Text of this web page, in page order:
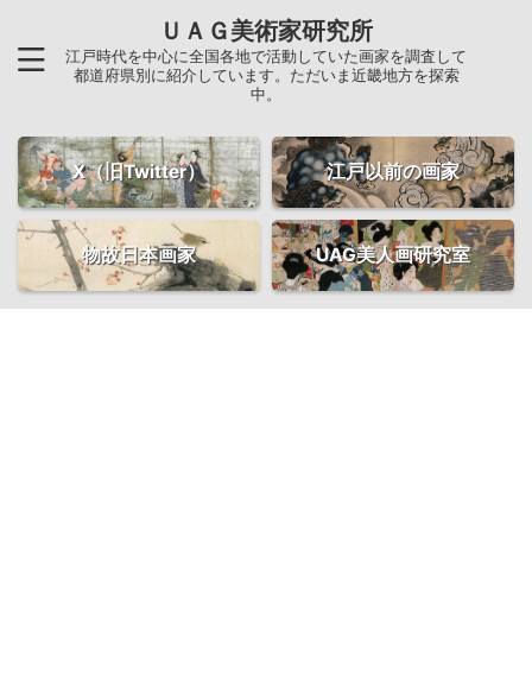
ＵＡＧ美術家研究所
江戸時代を中心に全国各地で活動していた画家を調査して
都道府県別に紹介しています。ただいま近畿地方を探索
中。
X（旧Twitter） 江戸以前の画家
物故日本画家 UAG美人画研究室